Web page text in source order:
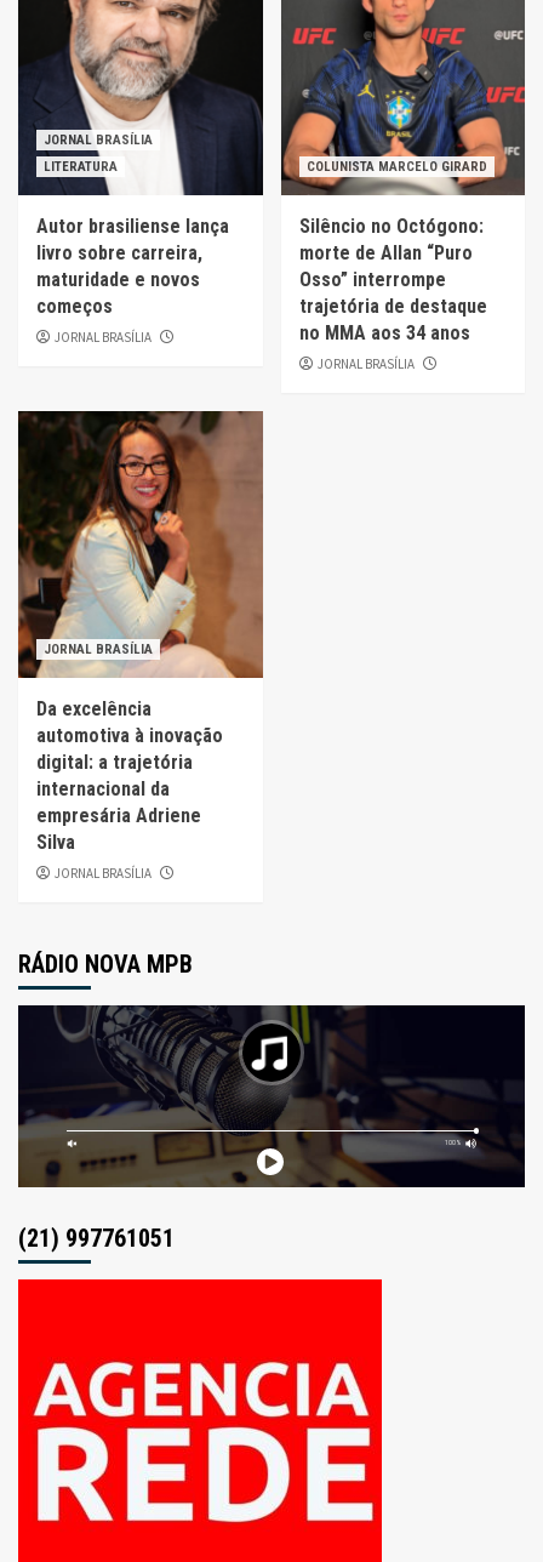
JORNAL BRASÍLIA
LITERATURA
Autor brasiliense lança
livro sobre carreira,
maturidade e novos
começos
JORNAL BRASÍLIA
COLUNISTA MARCELO GIRARD
Silêncio no Octógono:
morte de Allan “Puro
Osso” interrompe
trajetória de destaque
no MMA aos 34 anos
JORNAL BRASÍLIA
JORNAL BRASÍLIA
Da excelência
automotiva à inovação
digital: a trajetória
internacional da
empresária Adriene
Silva
JORNAL BRASÍLIA
RÁDIO NOVA MPB
(21) 997761051